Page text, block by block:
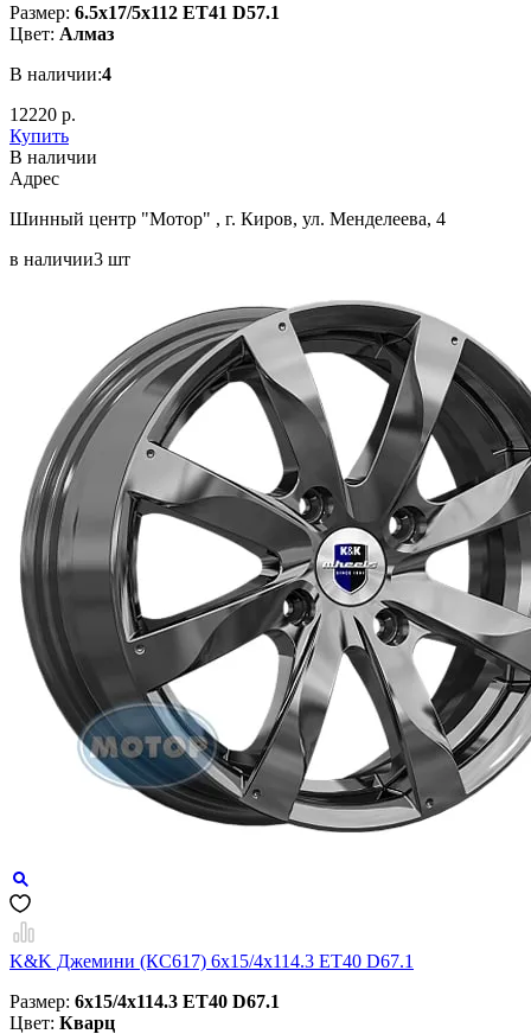
Размер: 6.5x17/5x112 ET41 D57.1
Цвет: Алмаз
В наличии:4
12220 р.
Купить
В наличии
Aдрес
Шинный центр "Мотор" , г. Киров, ул. Менделеева, 4
в наличии3 шт
K&K Джемини (КС617) 6x15/4x114.3 ET40 D67.1
Размер: 6x15/4x114.3 ET40 D67.1
Цвет: Кварц